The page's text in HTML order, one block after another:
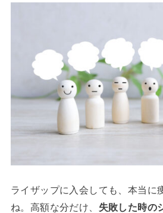
ライザップに入会しても、本当に
ね。高額な分だけ、 失敗した時の